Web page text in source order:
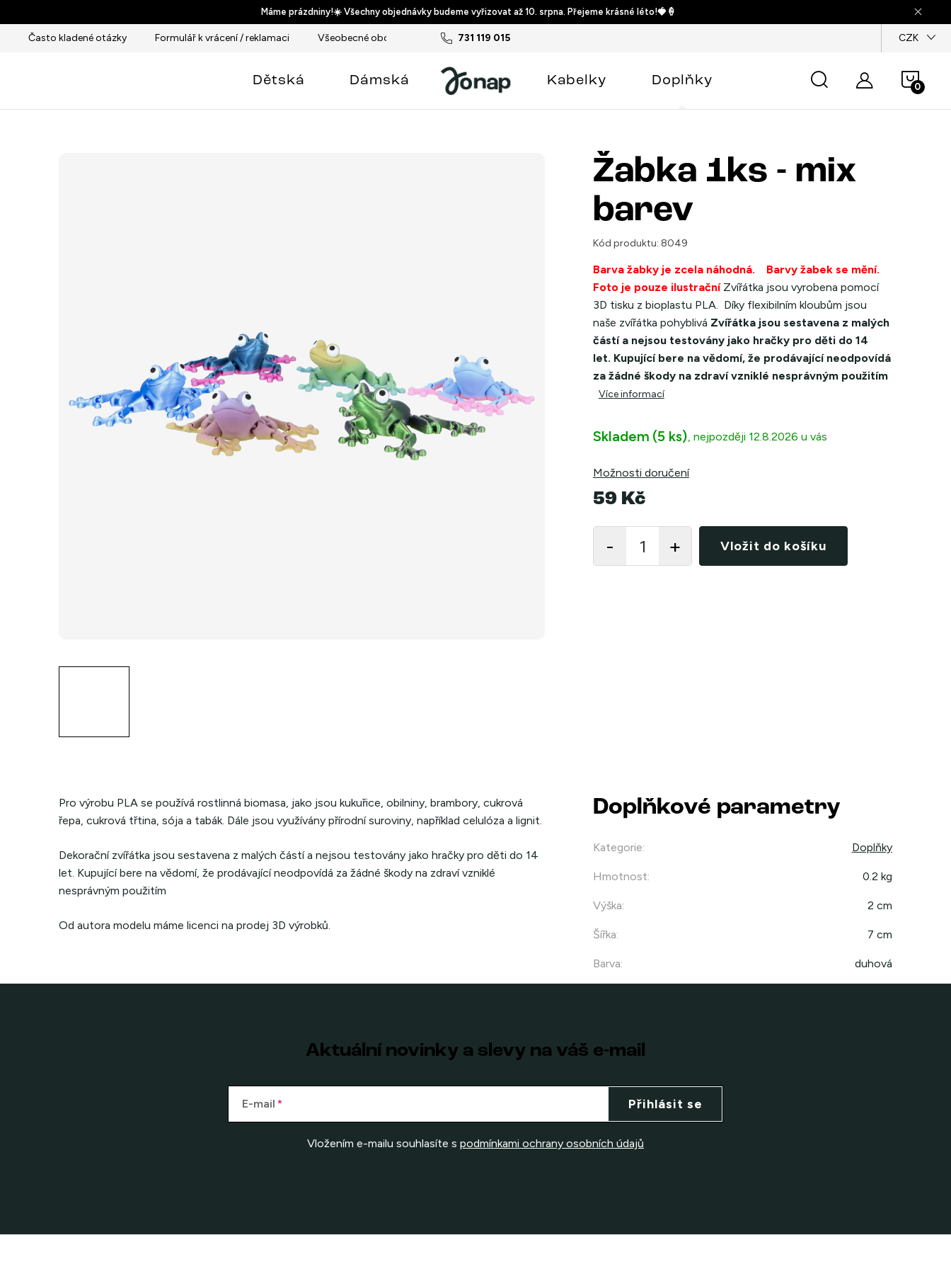
na
obsah
Máme prázdniny!☀️ Všechny objednávky budeme vyřizovat až 10. srpna. Přejeme krásné léto!🍓🍦
731 119 015
Často kladené otázky Formulář k vrácení / reklamaci Všeobecné obchodní podmínky Podmínky ochrany osobních údajů CZK
košík
Dětská Dámská Kabelky Doplňky
Žabka 1ks - mix
barev
Kód produktu: 8049
Barva žabky je zcela náhodná.
Barvy žabek se mění.
Foto je pouze ilustrační Zvířátka jsou vyrobena pomocí
3D tisku z bioplastu PLA. Díky flexibilním kloubům jsou
naše zvířátka pohyblivá Zvířátka jsou sestavena z malých
částí a nejsou testovány jako hračky pro děti do 14
let. Kupující bere na vědomí, že prodávající neodpovídá
za žádné škody na zdraví vzniklé nesprávným použitím
Více informací
Skladem (5 ks) 12.8.2026
Možnosti doručení
59 Kč
Vložit do košíku
Pro výrobu PLA se používá rostlinná biomasa, jako jsou kukuřice, obilniny, brambory, cukrová
řepa, cukrová třtina, sója a tabák. Dále jsou využívány přírodní suroviny, například celulóza a lignit.
Dekorační zvířátka jsou sestavena z malých částí a nejsou testovány jako hračky pro děti do 14
let. Kupující bere na vědomí, že prodávající neodpovídá za žádné škody na zdraví vzniklé
nesprávným použitím
Od autora modelu máme licenci na prodej 3D výrobků.
Doplňkové parametry
Kategorie: Doplňky
Hmotnost: 0.2 kg
Výška: 2 cm
Šířka: 7 cm
Barva: duhová
Aktuální novinky a slevy na váš e-mail
E-mail
Vložením e-mailu souhlasíte s podmínkami ochrany osobních údajů
Přihlásit se